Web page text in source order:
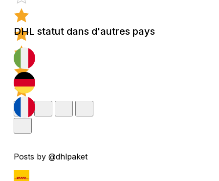
DHL statut dans d'autres pays
Posts by @dhlpaket